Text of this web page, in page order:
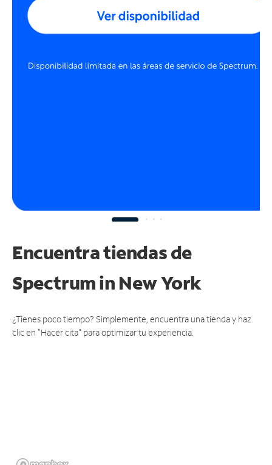
Encuentra tiendas de
Spectrumin New York
¿Tienes poco tiempo? Simplemente, encuentra una tienda y haz
clic en "Hacer cita" para optimizar tu experiencia.